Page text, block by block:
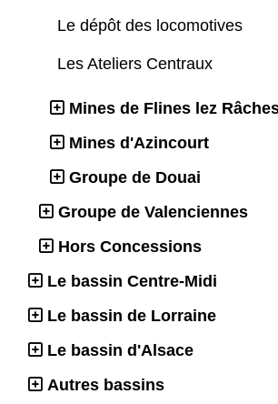
Le dépôt des locomotives
Les Ateliers Centraux
Mines de Flines lez
Mines d'Azincourt
Groupe de Douai
Groupe de Valenciennes
Hors Concessions
Le bassin Centre-Midi
Le bassin de Lorraine
Le bassin d'Alsace
Autres bassins